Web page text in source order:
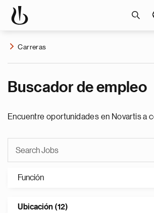
Carreras
Buscador de empleo
Encuentre oportunidades en Novartis a
Función
Ubicación (12)